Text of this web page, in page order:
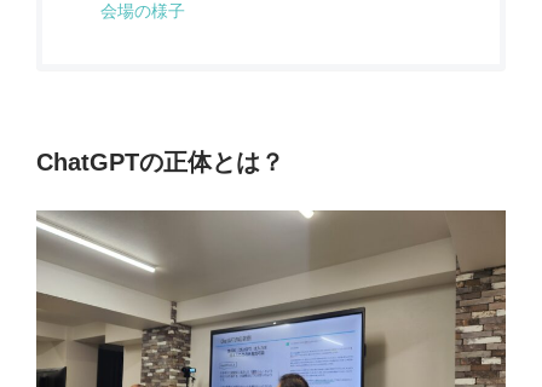
会場の様子
ChatGPTの正体とは？